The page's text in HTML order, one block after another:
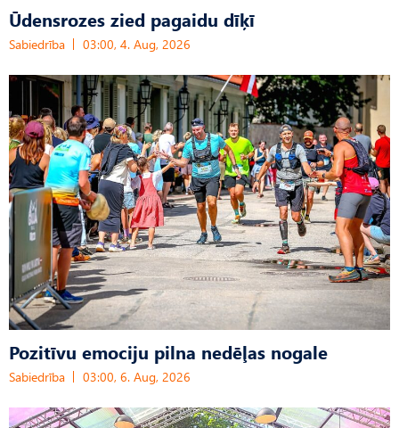
Ūdensrozes zied pagaidu dīķī
Sabiedrība 03:00, 4. Aug, 2026
Pozitīvu emociju pilna nedēļas nogale
Sabiedrība 03:00, 6. Aug, 2026